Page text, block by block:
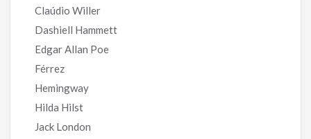
Claúdio Willer
Dashiell Hammett
Edgar Allan Poe
Férrez
Hemingway
Hilda Hilst
Jack London